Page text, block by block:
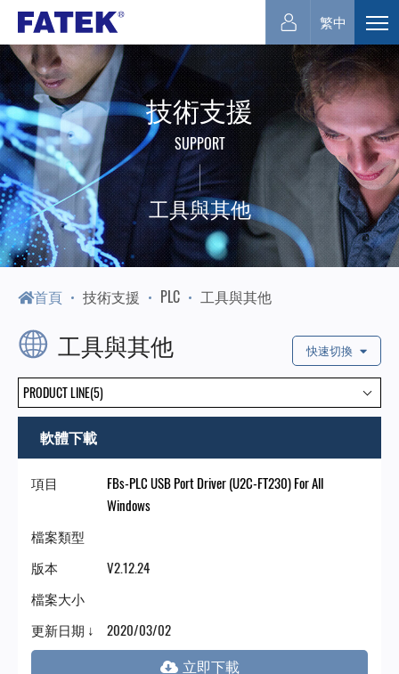
永
宏
電
機
展
開
選
單
繁中
技術支援
SUPPORT
工具與其他
首頁 技術支援 PLC 工具與其他
快速切換
工具與其他
PRODUCT LINE(5)
軟體下載
項目
FBs-PLC USB Port Driver (U2C-FT230) For All
Windows
檔案類型
版本
V2.12.24
檔案大小
更新日期 ↓
2020/03/02